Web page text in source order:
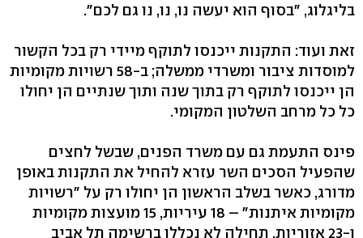
בליגלוג, "בסוף הוא יעשה נו, נו, נו גם לכם".
זאת ועוד: התקנות ייכנסו לתוקף מיידי רק בכל הקשור
למוסדות ציבור ומשרדי ממשלה; ב-58 רשויות מקומיות
הן ייכנסו לתוקף רק בתוך שנה ותוך שנתיים הן יחולו
כל כל מרחב השלטון המקומי.
פינס התעמת גם עם משרד הפנים, שבשל לחצים
שהפעיל הסכים השר עזרא להחיל את התקנות באופן
מדורג, כאשר בשלב הראשון הן יחולו רק על "רשויות
מקומיות איתנות" – 18 עיריות, 15 מועצות מקומיות
ו-23 אזוריות. תחילה לא נכללו ברשימה תל אביב